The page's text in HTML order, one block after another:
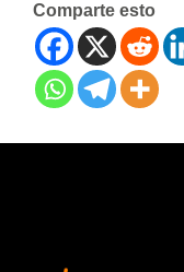
Comparte esto